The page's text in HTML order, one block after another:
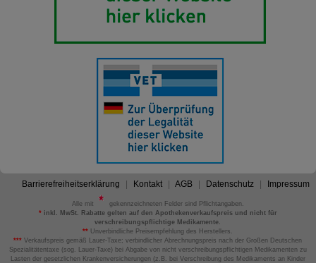
Barrierefreiheitserklärung Kontakt AGB Datenschutz Impressum
Alle mit
gekennzeichneten Felder sind Pflichtangaben.
*inkl. MwSt. Rabatte gelten auf den Apothekenverkaufspreis und nicht für
verschreibungspflichtige Medikamente.
** Unverbindliche Preisempfehlung des Herstellers.
*** Verkaufspreis gemäß Lauer-Taxe; verbindlicher Abrechnungspreis nach der Großen Deutschen
Spezialitätentaxe (sog. Lauer-Taxe) bei Abgabe von nicht verschreibungspflichtigen Medikamenten zu
Lasten der gesetzlichen Krankenversicherungen (z.B. bei Verschreibung des Medikaments an Kinder